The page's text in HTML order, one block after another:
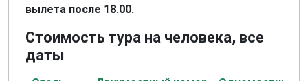
вылета после 18.00.
Стоимость тура на человека, все
даты